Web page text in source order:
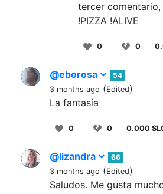
tercer
!PIZZA !ALIVE
0 0
@eborosa
54
3 months ago (Edited)
La fantasía
0 0 0.000
@lizandra
66
3 months ago (Edited)
Saludos. Me gusta